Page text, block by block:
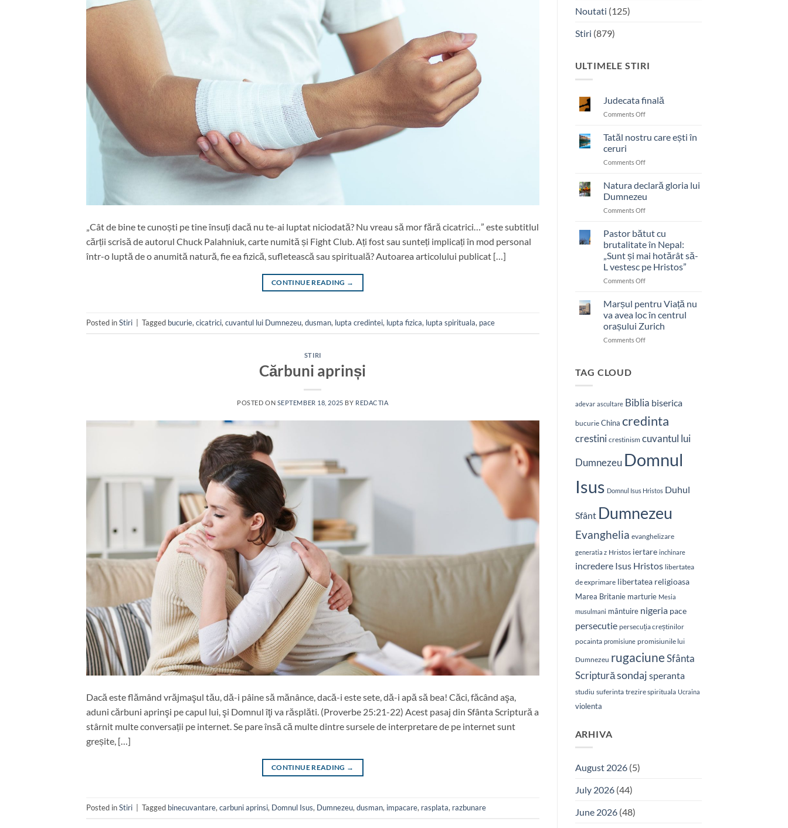
„Cât de bine te cunoști pe tine însuți dacă nu te-ai luptat niciodată? Nu vreau să mor fără cicatrici…” este subtitlul
cărții scrisă de autorul Chuck Palahniuk, carte numită și Fight Club. Ați fost sau sunteți implicați în mod personal
într-o luptă de o anumită natură, fie ea fizică, sufletească sau spirituală? Autoarea articolului publicat […]
CONTINUE READING →
Posted inStiri Tagged bucurie, cicatrici, cuvantul lui Dumnezeu, dusman, lupta credintei, lupta fizica, lupta spirituala, pace
STIRI
Cărbuni aprinși
POSTED ON SEPTEMBER 18, 2025 BY REDACTIA
Dacă este flămând vrăjmaşul tău, dă-i pâine să mănânce, dacă-i este sete, dă-i apă să bea! Căci, făcând aşa,
aduni cărbuni aprinşi pe capul lui, şi Domnul îţi va răsplăti. (Proverbe 25:21-22) Acest pasaj din Sfânta Scriptură a
stârnit multe conversații pe internet. Se pare însă că multe dintre sursele de interpretare de pe internet sunt
greșite, […]
CONTINUE READING →
Posted inStiri Tagged binecuvantare,carbuni aprinsi, Domnul Isus, Dumnezeu,dusman, impacare, rasplata, razbunare
Noutati (125)
Stiri (879)
ULTIMELE STIRI
Judecata finală
Comments Offon
Tatăl nostru care ești în
ceruri
Comments Offon
nostru
care
ești
în
Natura declară gloria lui
Dumnezeu
Comments Offon
declară
gloria
lui
Dumnezeu
Pastor bătut cu
brutalitate în Nepal:
„Sunt și mai hotărât să-
L vestesc pe Hristos”
Comments Offon
bătut
cu
brutalitate
în
Nepal:
L
pe
Marșul pentru Viață nu
va avea loc în centrul
orașului Zurich
Comments Offon
avea
loc
în
orașului
TAG CLOUD
adevar ascultare Biblia biserica
bucurie China credinta
crestini crestinism cuvantul lui
Dumnezeu Domnul
Isus Domnul Isus Hristos Duhul
Sfânt Dumnezeu
Evanghelia evanghelizare
generatia z Hristos iertare inchinare
incredere Isus Hristos libertatea
de exprimare libertatea religioasa
Marea Britanie marturie Mesia
musulmani mântuire nigeria pace
persecutie persecuția creștinilor
pocainta promisiune promisiunile lui
Dumnezeu rugaciuneSfânta
Scripturăsondaj speranta
studiu suferinta trezire spirituala Ucraina
violenta
ARHIVA
August 2026(5)
July 2026(44)
June 2026(48)